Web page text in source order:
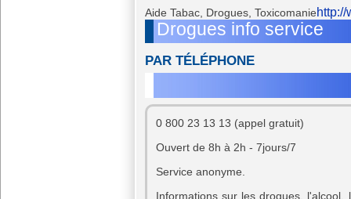
Aide Tabac, Drogues, Toxicomanie
Drogues info service
PAR TÉLÉPHONE
0 800 23 13 13 (appel gratuit)
Ouvert de 8h à 2h - 7jours/7
Service anonyme.
Informations sur les drogues,